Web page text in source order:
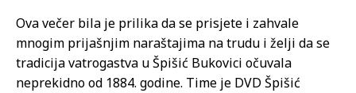
Ova večer bila je prilika da se prisjete i zahvale
mnogim prijašnjim naraštajima na trudu i želji da se
tradicija vatrogastva u Špišić Bukovici očuvala
neprekidno od 1884. godine. Time je DVD Špišić